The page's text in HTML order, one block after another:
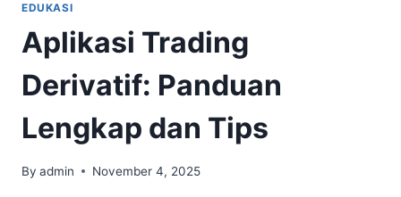
EDUKASI
Aplikasi Trading
Derivatif: Panduan
Lengkap dan Tips
By admin November 4, 2025